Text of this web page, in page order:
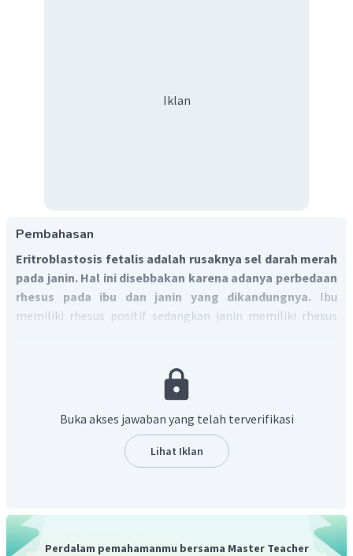
Iklan
Pembahasan
Eritroblastosis fetalis adalah rusaknya sel darah merah
pada janin. Hal ini disebbakan karena adanya perbedaan
rhesus pada ibu dan janin yang dikandungnya. Ibu
memiliki rhesus positif sedangkan janin memiliki rhesus
Buka akses jawaban yang telah terverifikasi
Lihat Iklan
Perdalam pemahamanmu bersama Master Teacher